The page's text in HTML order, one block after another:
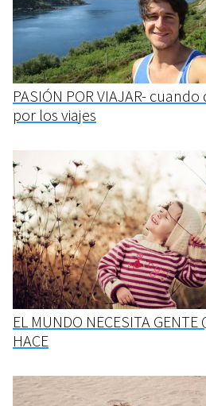
PASIÓN POR VIAJAR-
por los viajes
EL MUNDO NECESITA GENTE
HACE